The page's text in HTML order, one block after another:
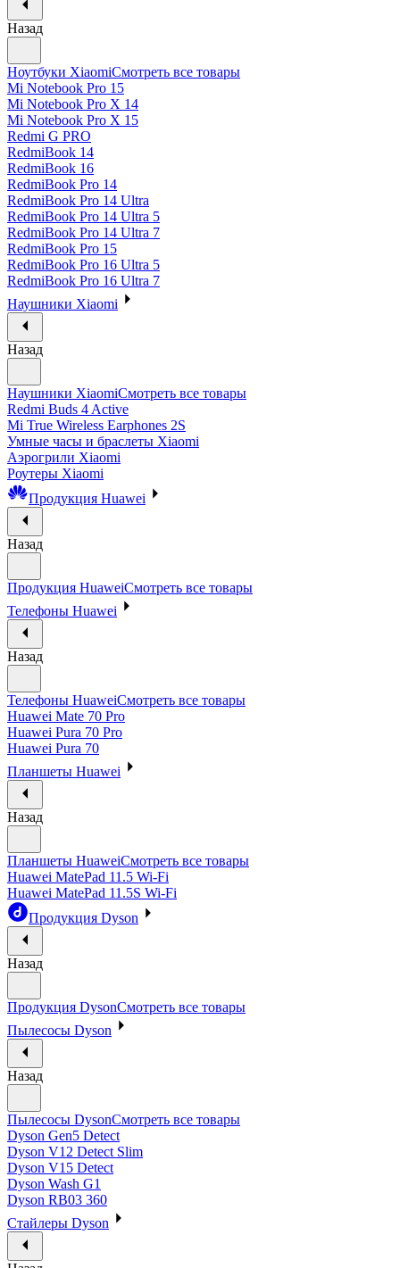
Назад
Ноутбуки XiaomiСмотреть все товары
Mi Notebook Pro 15
Mi Notebook Pro X 14
Mi Notebook Pro X 15
Redmi G PRO
RedmiBook 14
RedmiBook 16
RedmiBook Pro 14
RedmiBook Pro 14 Ultra
RedmiBook Pro 14 Ultra 5
RedmiBook Pro 14 Ultra 7
RedmiBook Pro 15
RedmiBook Pro 16 Ultra 5
RedmiBook Pro 16 Ultra 7
Наушники Xiaomi
Назад
Наушники XiaomiСмотреть все товары
Redmi Buds 4 Active
Mi True Wireless Earphones 2S
Умные часы и браслеты Xiaomi
Аэрогрили Xiaomi
Роутеры Xiaomi
Продукция Huawei
Назад
Продукция HuaweiСмотреть все товары
Телефоны Huawei
Назад
Телефоны HuaweiСмотреть все товары
Huawei Mate 70 Pro
Huawei Pura 70 Pro
Huawei Pura 70
Планшеты Huawei
Назад
Планшеты HuaweiСмотреть все товары
Huawei MatePad 11.5 Wi-Fi
Huawei MatePad 11.5S Wi-Fi
Продукция Dyson
Назад
Продукция DysonСмотреть все товары
Пылесосы Dyson
Назад
Пылесосы DysonСмотреть все товары
Dyson Gen5 Detect
Dyson V12 Detect Slim
Dyson V15 Detect
Dyson Wash G1
Dyson RB03 360
Стайлеры Dyson